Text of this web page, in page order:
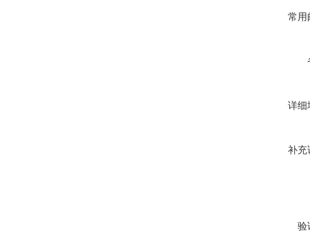
常用
详细
补充
验